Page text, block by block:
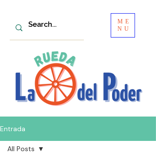
ME
NU
Entrada
All Posts